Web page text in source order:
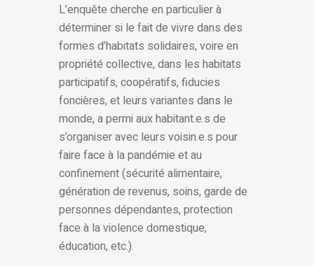
L’enquête cherche en particulier à
déterminer si le fait de vivre dans des
formes d’habitats solidaires, voire en
propriété collective, dans les habitats
participatifs, coopératifs, fiducies
foncières, et leurs variantes dans le
monde, a permi aux habitant.e.s de
s’organiser avec leurs voisin.e.s pour
faire face à la pandémie et au
confinement (sécurité alimentaire,
génération de revenus, soins, garde de
personnes dépendantes, protection
face à la violence domestique,
éducation, etc.).